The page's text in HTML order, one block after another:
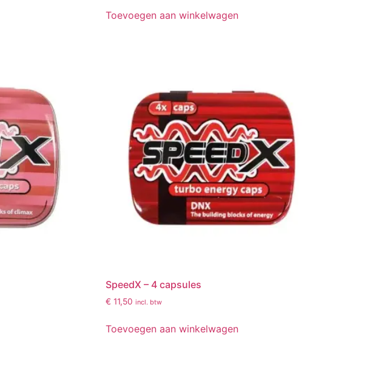
Toevoegen aan winkelwagen
SpeedX – 4 capsules
€ 11,50 incl. btw
Toevoegen aan winkelwagen